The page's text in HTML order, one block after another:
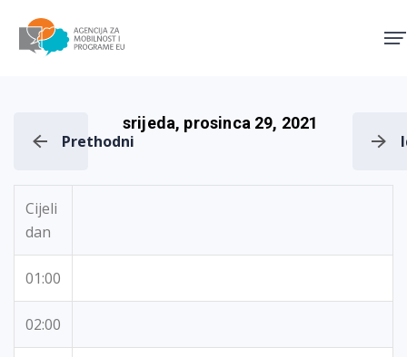
Prethodni
srijeda, prosinca 29, 2021
Cijeli
dan
01:00
02:00